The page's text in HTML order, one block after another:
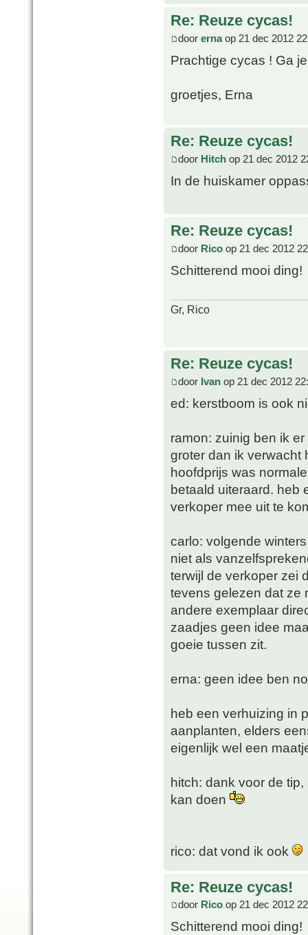
Re: Reuze cycas!
door ernaop 21 dec 2012
Prachtige cycas ! Ga
groetjes, Erna
Re: Reuze cycas!
door Hitch op 21 dec 2012
In de huiskamer
Re: Reuze cycas!
door Rico op 21 dec 2012
Schitterend mooi ding!
Gr, Rico
Re: Reuze cycas!
door Ivan op 21 dec 2012
ed: kerstboom is ook
ramon: zuinig ben ik
groter dan ik verwacht
hoofdprijs was
betaald uiteraard. heb
verkoper mee uit te
carlo: volgende
niet als
terwijl de verkoper zei
tevens gelezen dat ze
andere exemplaar
zaadjes geen idee
goeie tussen zit.
erna: geen idee ben
heb een verhuizing in
aanplanten, elders
eigenlijk wel een
hitch: dank voor de
kan doen
rico: dat vond ik ook
Re: Reuze cycas!
door Rico op 21 dec 2012
Schitterend mooi ding!